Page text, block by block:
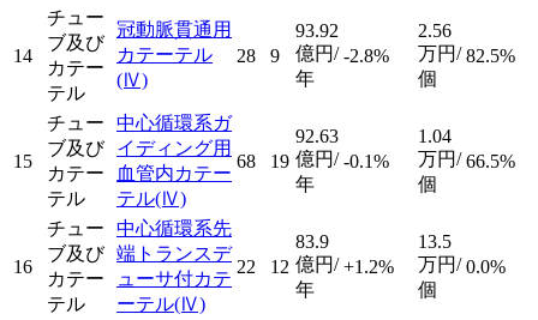
14
チュー
ブ及び
カテー
テル
冠動脈貫通用
カテーテル
(Ⅳ)
28 9
93.92
億円/
年
-2.8%
2.56
万円/
個
82.5%
15
チュー
ブ及び
カテー
テル
中心循環系ガ
イディング用
血管内カテー
テル(Ⅳ)
68 19
92.63
億円/
年
-0.1%
1.04
万円/
個
66.5%
16
チュー
ブ及び
カテー
テル
中心循環系先
端トランスデ
ューサ付カテ
ーテル(Ⅳ)
22 12
83.9
億円/
年
+1.2%
13.5
万円/
個
0.0%